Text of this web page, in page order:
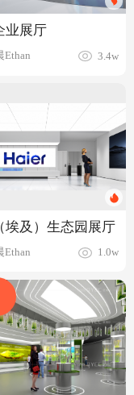
业展厅
Ethan 3.4w
埃及）生态园展厅
Ethan 1.0w